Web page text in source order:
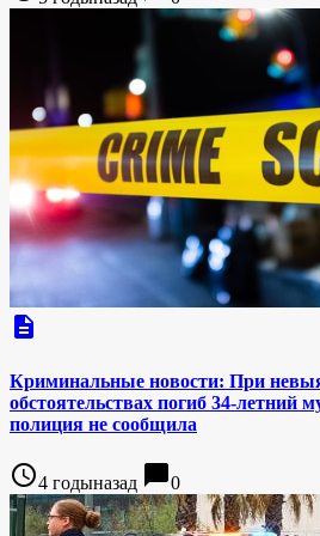
description
Криминальные новости: При
обстоятельствах погиб 34-летний
полиция не сообщила
access_time4 годыназад chat_bubble0